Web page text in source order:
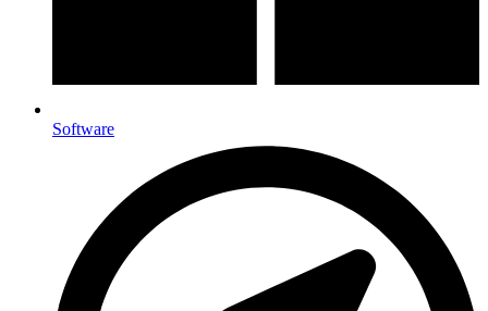
Software